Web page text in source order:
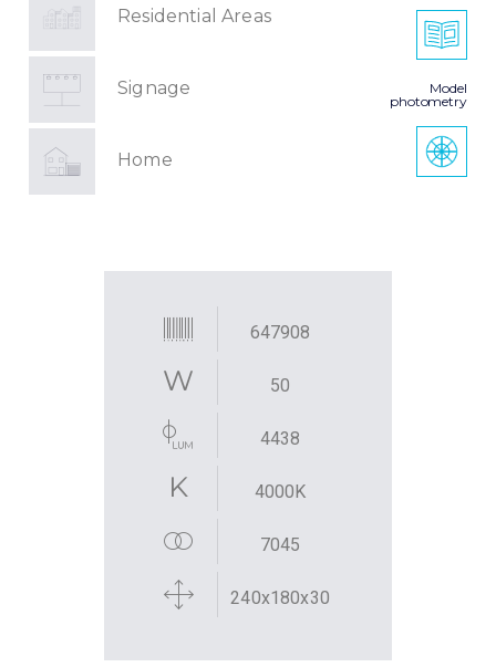
Residential Areas
Signage
Home
Model
photometry
647908
50
4438
4000K
7045
240x180x30